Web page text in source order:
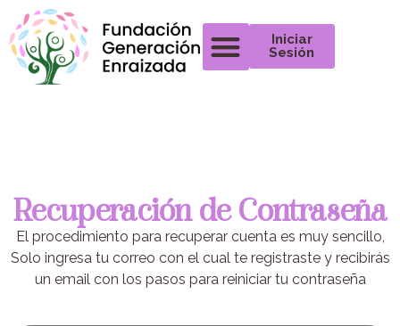
Iniciar
Sesión
Recuperación de Contraseña
El procedimiento para recuperar cuenta es muy sencillo,
Solo ingresa tu correo con el cual te registraste y recibirás
un email con los pasos para reiniciar tu contraseña